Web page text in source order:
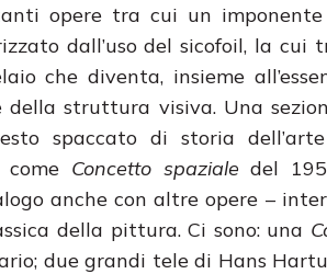
opere tra cui un
dall’uso del sicofoil, la cui
che diventa, insieme
della struttura visiva. Una
spaccato di storia
come Concetto spaziale del
anche con altre opere –
della pittura. Ci sono: una
due grandi tele di Hans